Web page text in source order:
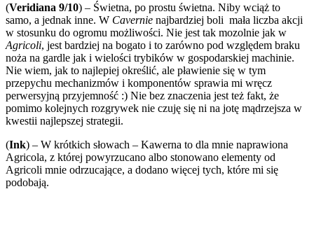
(Veridiana 9/10) – Świetna, po prostu świetna. Niby wciąż to
samo, a jednak inne. W Cavernie najbardziej boli mała liczba akcji
w stosunku do ogromu możliwości. Nie jest tak mozolnie jak w
Agricoli, jest bardziej na bogato i to zarówno pod względem braku
noża na gardle jak i wielości trybików w gospodarskiej machinie.
Nie wiem, jak to najlepiej określić, ale pławienie się w tym
przepychu mechanizmów i komponentów sprawia mi wręcz
perwersyjną przyjemność :) Nie bez znaczenia jest też fakt, że
pomimo kolejnych rozgrywek nie czuję się ni na jotę mądrzejsza w
kwestii najlepszej strategii.
(Ink) – W krótkich słowach – Kawerna to dla mnie naprawiona
Agricola, z której powyrzucano albo stonowano elementy od
Agricoli mnie odrzucające, a dodano więcej tych, które mi się
podobają.